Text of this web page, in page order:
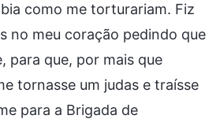
como me torturariam. Fiz
no meu coração pedindo que
para que, por mais que
tornasse um judas e traísse
para a Brigada de